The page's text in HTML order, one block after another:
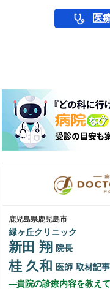
医
鹿児島県鹿児島市
緑ヶ丘クリニック
新田 翔 院長
桂 久和 医師 取材記事
貴院の診療内容を教えて